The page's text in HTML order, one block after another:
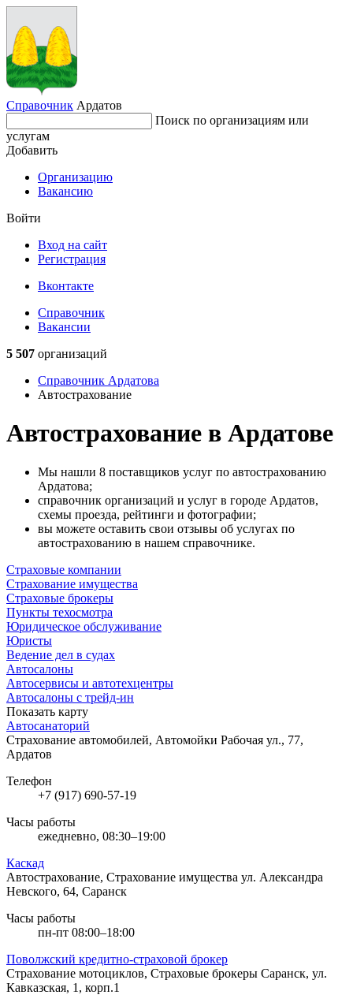
Справочник Ардатов
Поиск по организациям или
услугам
Добавить
Организацию
Вакансию
Войти
Вход на сайт
Регистрация
Вконтакте
Справочник
Вакансии
5 507 организаций
Справочник Ардатова
Автострахование
Автострахование в Ардатове
Мы нашли 8 поставщиков услуг по автострахованию
Ардатова;
справочник организаций и услуг в городе Ардатов,
схемы проезда, рейтинги и фотографии;
вы можете оставить свои отзывы об услугах по
автострахованию в нашем справочнике.
Страховые компании
Страхование имущества
Страховые брокеры
Пункты техосмотра
Юридическое обслуживание
Юристы
Ведение дел в судах
Автосалоны
Автосервисы и автотехцентры
Автосалоны с трейд-ин
Показать карту
Автосанаторий
Страхование автомобилей, Автомойки Рабочая ул., 77,
Ардатов
Телефон
+7 (917) 690-57-19
Часы работы
ежедневно, 08:30–19:00
Каскад
Автострахование, Страхование имущества ул. Александра
Невского, 64, Саранск
Часы работы
пн-пт 08:00–18:00
Поволжский кредитно-страховой брокер
Страхование мотоциклов, Страховые брокеры Саранск, ул.
Кавказская, 1, корп.1